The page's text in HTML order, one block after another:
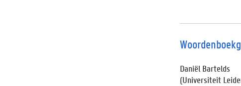
Daniël Bartelds
(Universiteit